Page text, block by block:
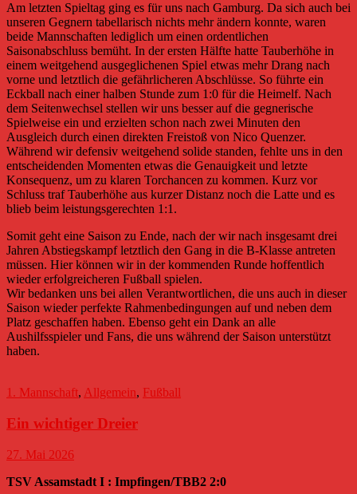
Am letzten Spieltag ging es für uns nach Gamburg. Da sich auch bei
unseren Gegnern tabellarisch nichts mehr ändern konnte, waren
beide Mannschaften lediglich um einen ordentlichen
Saisonabschluss bemüht. In der ersten Hälfte hatte Tauberhöhe in
einem weitgehend ausgeglichenen Spiel etwas mehr Drang nach
vorne und letztlich die gefährlicheren Abschlüsse. So führte ein
Eckball nach einer halben Stunde zum 1:0 für die Heimelf. Nach
dem Seitenwechsel stellen wir uns besser auf die gegnerische
Spielweise ein und erzielten schon nach zwei Minuten den
Ausgleich durch einen direkten Freistoß von Nico Quenzer.
Während wir defensiv weitgehend solide standen, fehlte uns in den
entscheidenden Momenten etwas die Genauigkeit und letzte
Konsequenz, um zu klaren Torchancen zu kommen. Kurz vor
Schluss traf Tauberhöhe aus kurzer Distanz noch die Latte und es
blieb beim leistungsgerechten 1:1.
Somit geht eine Saison zu Ende, nach der wir nach insgesamt drei
Jahren Abstiegskampf letztlich den Gang in die B-Klasse antreten
müssen. Hier können wir in der kommenden Runde hoffentlich
wieder erfolgreicheren Fußball spielen.
Wir bedanken uns bei allen Verantwortlichen, die uns auch in dieser
Saison wieder perfekte Rahmenbedingungen auf und neben dem
Platz geschaffen haben. Ebenso geht ein Dank an alle
Aushilfsspieler und Fans, die uns während der Saison unterstützt
haben.
1. Mannschaft, Allgemein, Fußball
Ein wichtiger Dreier
27. Mai 2026
TSV Assamstadt I : Impfingen/TBB2 2:0